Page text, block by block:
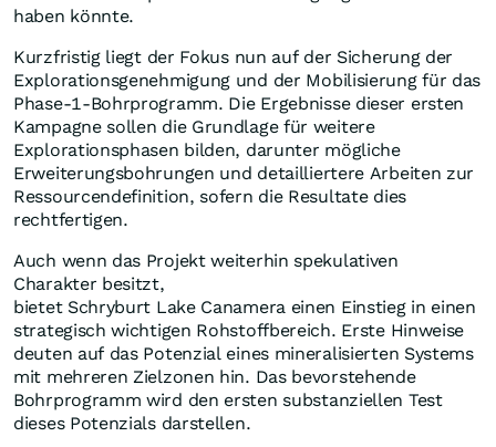
haben könnte.
Kurzfristig liegt der Fokus nun auf der Sicherung der
Explorationsgenehmigung und der Mobilisierung für das
Phase-1-Bohrprogramm. Die Ergebnisse dieser ersten
Kampagne sollen die Grundlage für weitere
Explorationsphasen bilden, darunter mögliche
Erweiterungsbohrungen und detailliertere Arbeiten zur
Ressourcendefinition, sofern die Resultate dies
rechtfertigen.
Auch wenn das Projekt weiterhin spekulativen
Charakter besitzt,
bietet Schryburt Lake Canamera einen Einstieg in einen
strategisch wichtigen Rohstoffbereich. Erste Hinweise
deuten auf das Potenzial eines mineralisierten Systems
mit mehreren Zielzonen hin. Das bevorstehende
Bohrprogramm wird den ersten substanziellen Test
dieses Potenzials darstellen.